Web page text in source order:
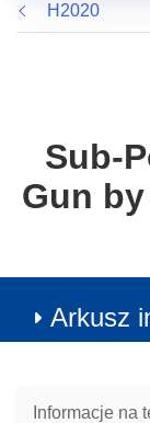
nowym
oknie)
H2020
Sub-
Gun
Arkusz
Informacje na